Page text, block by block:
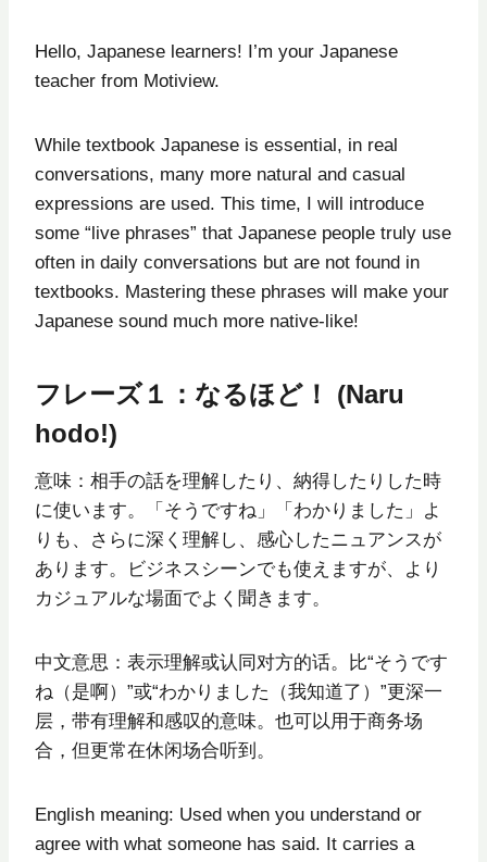
Hello, Japanese learners! I’m your Japanese
teacher from Motiview.
While textbook Japanese is essential, in real
conversations, many more natural and casual
expressions are used. This time, I will introduce
some “live phrases” that Japanese people truly use
often in daily conversations but are not found in
textbooks. Mastering these phrases will make your
Japanese sound much more native-like!
フレーズ１：なるほど！ (Naru
hodo!)
意味：相手の話を理解したり、納得したりした時
に使います。「そうですね」「わかりました」よ
りも、さらに深く理解し、感心したニュアンスが
あります。ビジネスシーンでも使えますが、より
カジュアルな場面でよく聞きます。
中文意思：表示理解或认同对方的话。比“そうです
ね（是啊）”或“わかりました（我知道了）”更深一
层，带有理解和感叹的意味。也可以用于商务场
合，但更常在休闲场合听到。
English meaning: Used when you understand or
agree with what someone has said. It carries a